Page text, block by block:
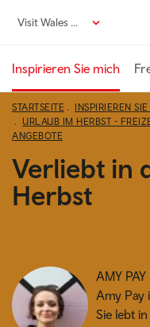
zumVisit Wales DE
Inspirieren Sie mich
STARTSEITE INSPIRIEREN
URLAUB IM HERBST -
ANGEBOTE
Verliebt in
Herbst
AMY PAY
Amy Pay
Sie lebt